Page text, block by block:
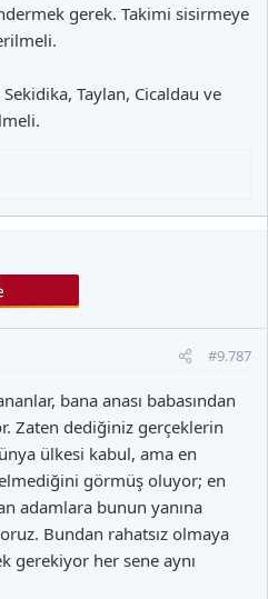
gerek. Takimi sisirmeye
Taylan, Cicaldau ve
#9.787
bana anası babasından
Zaten dediğiniz gerçeklerin
ülkesi kabul, ama en
görmüş oluyor; en
adamlara bunun yanına
Bundan rahatsız olmaya
gerekiyor her sene aynı